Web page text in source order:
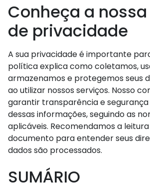
Conheça a
de privacidade
A sua privacidade é importante
política explica como coletamos,
armazenamos e protegemos seus
ao utilizar nossos serviços. Nosso
garantir transparência e
dessas informações, seguindo as
aplicáveis. Recomendamos a
documento para entender seus
dados são processados.
SUMÁRIO